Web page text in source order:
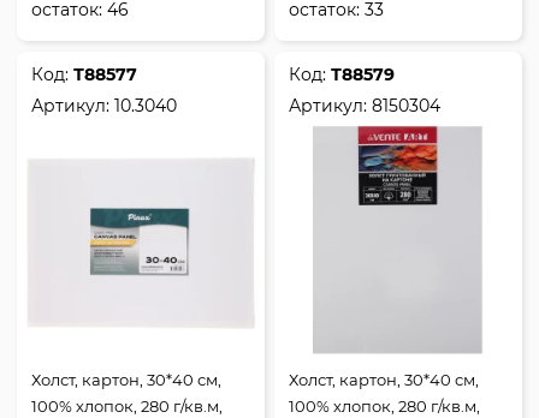
остаток:46 остаток:33
Код:Т88577
Артикул:10.3040
Холст, картон, 30*40 см,
100% хлопок, 280 г/кв.м,
Код:Т88579
Артикул:8150304
Холст, картон, 30*40 см,
100% хлопок, 280 г/кв.м,